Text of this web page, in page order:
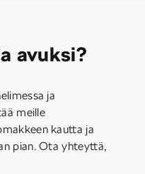
avuksi?
ja
meille
kautta ja
pian. Ota yhteyttä,